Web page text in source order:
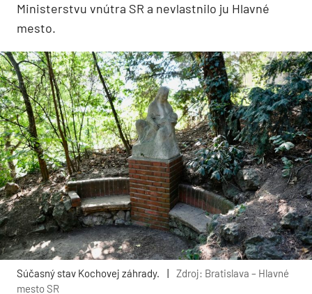
Ministerstvu vnútra SR a nevlastnilo ju Hlavné
mesto.
Súčasný stav Kochovej záhrady.
Zdroj: Bratislava – Hlavné
mesto SR